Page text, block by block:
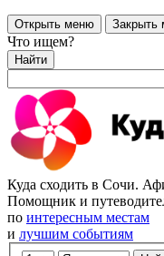
Открыть меню Закрыть
Что ищем?
Найти
Куда сходить в Сочи.
Помощник и
по интересным местам
и лучшим событиям